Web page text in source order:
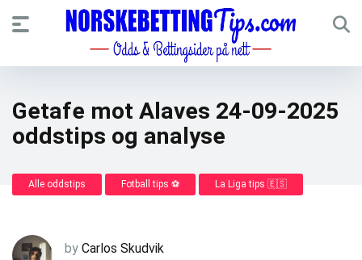
Getafe mot Alaves 24-09-2025
oddstips og analyse
Alle oddstips Fotball tips ⚽ La Liga tips 🇪🇸
by Carlos Skudvik